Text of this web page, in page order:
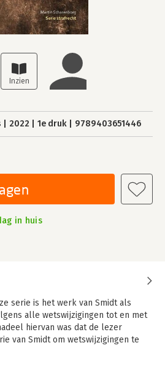
2022 1e druk 9789403651446
in huis
serie is het werk van Smidt als
alle wetswijzigingen tot en met
hiervan was dat de lezer
van Smidt om wetswijzigingen te